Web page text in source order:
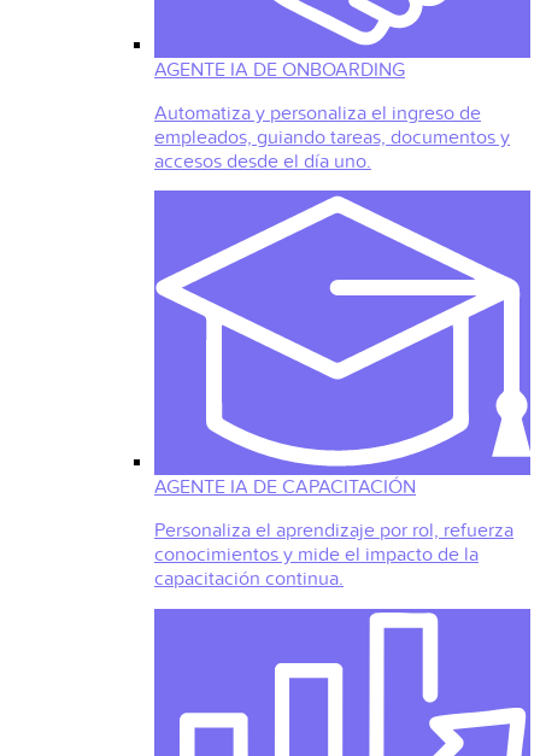
AGENTE IA DE ONBOARDING
Automatiza y personaliza el ingreso de
empleados, guiando tareas, documentos y
accesos desde el día uno.
AGENTE IA DE CAPACITACIÓN
Personaliza el aprendizaje por rol, refuerza
conocimientos y mide el impacto de la
capacitación continua.